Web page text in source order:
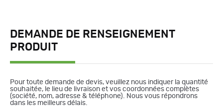
DEMANDE DE RENSEIGNEMENT
PRODUIT
Pour toute demande de devis, veuillez nous indiquer la quantité
souhaitée, le lieu de livraison et vos coordonnées complètes
(société, nom, adresse & téléphone). Nous vous répondrons
dans les meilleurs délais.